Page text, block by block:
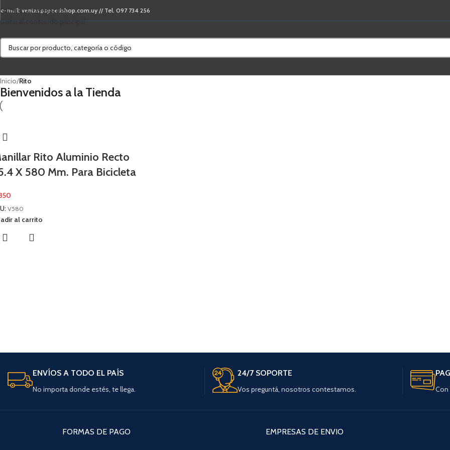
Saltar a la navegación
Saltar al contenido principal
e-mail: ventas@speedshop.com.uy // Tel. 097 734 256
Inicio/Rito
Bienvenidos a la Tienda
Rito Aluminio Recto
X 580 Mm. Para Bicicleta
V580
al carrito
ENVÍOS A TODO EL PAÍS
No importa donde estés, te llega.
24/7 SOPORTE
Vos preguntá, nosotros contestamos. Con
FORMAS DE PAGO EMPRESAS DE ENVIO